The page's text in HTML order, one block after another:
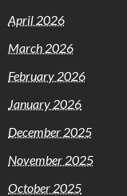
April 2026
March 2026
February 2026
January 2026
December 2025
November 2025
October 2025